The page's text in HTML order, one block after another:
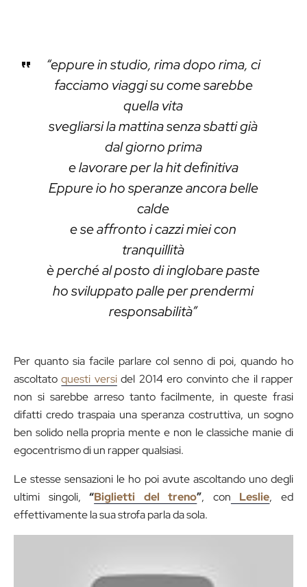
“eppure in studio, rima dopo rima, ci
facciamo viaggi su come sarebbe
quella vita
svegliarsi la mattina senza sbatti già
dal giorno prima
e lavorare per la hit definitiva
Eppure io ho speranze ancora belle
calde
e se affronto i cazzi miei con
tranquillità
è perché al posto di inglobare paste
ho sviluppato palle per prendermi
responsabilità”
Per quanto sia facile parlare col senno di poi, quando ho
ascoltatoquesti versidel 2014ero convinto che il rapper
non si sarebbe arreso tanto facilmente, in queste frasi
difatti credo traspaia una speranza costruttiva, un sogno
ben solido nella propria mente e non le classiche manie di
egocentrismo di un rapper qualsiasi.
Le stesse sensazioni le ho poi avute ascoltando uno degli
ultimi singoli,“Biglietti del treno”, con Leslie, ed
effettivamente la sua strofa parla da sola.